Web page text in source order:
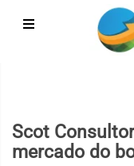
Scot
mercado do